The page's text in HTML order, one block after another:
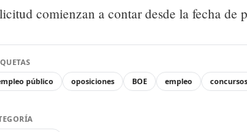
comienzan a contar desde la fecha de
público
oposiciones BOE empleo concursos